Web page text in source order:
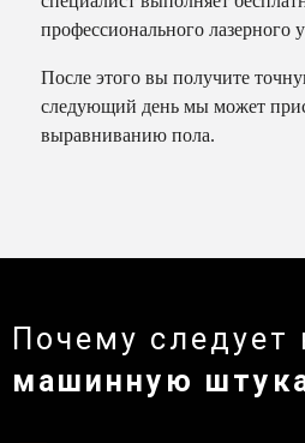
профессионального лазерного
После этого вы получите
следующий день мы может
выравниванию пола.
Почему следует
машинную